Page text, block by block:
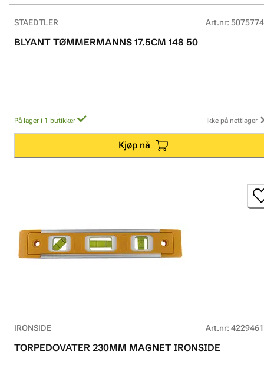
STAEDTLER Art.nr:
BLYANT TØMMERMANNS 17.5CM 148 50
På lager i 1 butikker Ikke på nettlager
Kjøp nå
IRONSIDE Art.nr:
TORPEDOVATER 230MM MAGNET IRONSIDE